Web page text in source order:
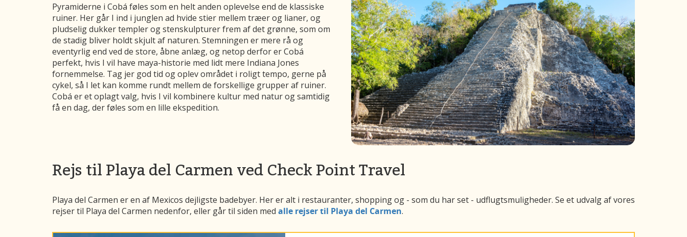
Pyramiderne i Cobá føles som en helt anden oplevelse end de klassiske
ruiner. Her går I ind i junglen ad hvide stier mellem træer og lianer, og
pludselig dukker templer og stenskulpturer frem af det grønne, som om
de stadig bliver holdt skjult af naturen. Stemningen er mere rå og
eventyrlig end ved de store, åbne anlæg, og netop derfor er Cobá
perfekt, hvis I vil have maya-historie med lidt mere Indiana Jones
fornemmelse. Tag jer god tid og oplev området i roligt tempo, gerne på
cykel, så I let kan komme rundt mellem de forskellige grupper af ruiner.
Cobá er et oplagt valg, hvis I vil kombinere kultur med natur og samtidig
få en dag, der føles som en lille ekspedition.
Rejs til Playa del Carmen ved Check Point Travel
Playa del Carmen er en af Mexicos dejligste badebyer. Her er alt i restauranter, shopping og - som du har set - udflugtsmuligheder. Se et udvalg af vores
rejser til Playa del Carmen nedenfor, eller går til siden med alle rejser til Playa del Carmen.